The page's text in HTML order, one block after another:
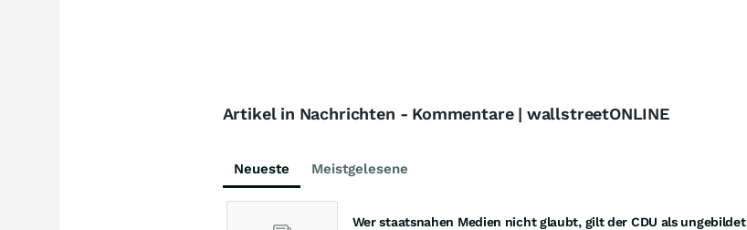
Artikel in Nachrichten - Kommentare | wallstreetONLINE
Neueste Meistgelesene
Wer staatsnahen Medien nicht glaubt, gilt der CDU als ungebildet